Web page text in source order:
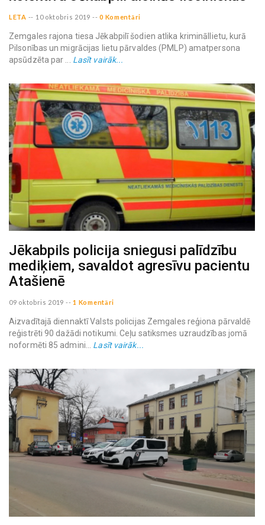
LETA -- 10 oktobris 2019 -- 0 Komentāri
Zemgales rajona tiesa Jēkabpilī šodien atlika krimināllietu, kurā
Pilsonības un migrācijas lietu pārvaldes (PMLP) amatpersona
apsūdzēta par ... Lasīt vairāk...
Jēkabpils policija sniegusi palīdzību
mediķiem, savaldot agresīvu pacientu
Atašienē
09 oktobris 2019 -- 1 Komentāri
Aizvadītajā diennaktī Valsts policijas Zemgales reģiona pārvaldē
reģistrēti 90 dažādi notikumi. Ceļu satiksmes uzraudzības jomā
noformēti 85 admini... Lasīt vairāk...